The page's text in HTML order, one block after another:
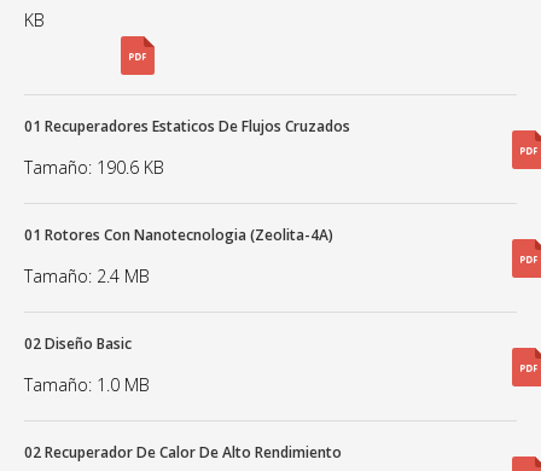
KB
01 Recuperadores Estaticos De Flujos Cruzados
Tamaño: 190.6 KB
01 Rotores Con Nanotecnologia (Zeolita-4A)
Tamaño: 2.4 MB
02 Diseño Basic
Tamaño: 1.0 MB
02 Recuperador De Calor De Alto Rendimiento